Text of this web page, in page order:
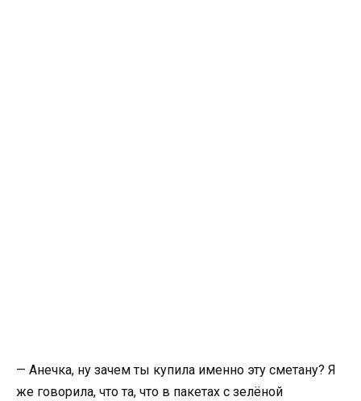
— Анечка, ну зачем ты купила именно эту сметану? Я
же говорила, что та, что в пакетах с зелёной